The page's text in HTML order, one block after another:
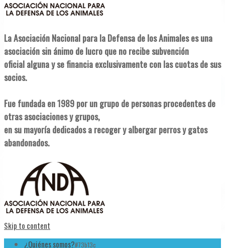
La Asociación Nacional para la Defensa de los Animales es una
asociación sin ánimo de lucro que no recibe subvención
oficial alguna y se financia exclusivamente con las cuotas de sus
socios.
Fue fundada en 1989 por un grupo de personas procedentes de
otras asociaciones y grupos,
en su mayoría dedicados a recoger y albergar perros y gatos
abandonados.
Skip to content
¿Quiénes somos?#73b13c